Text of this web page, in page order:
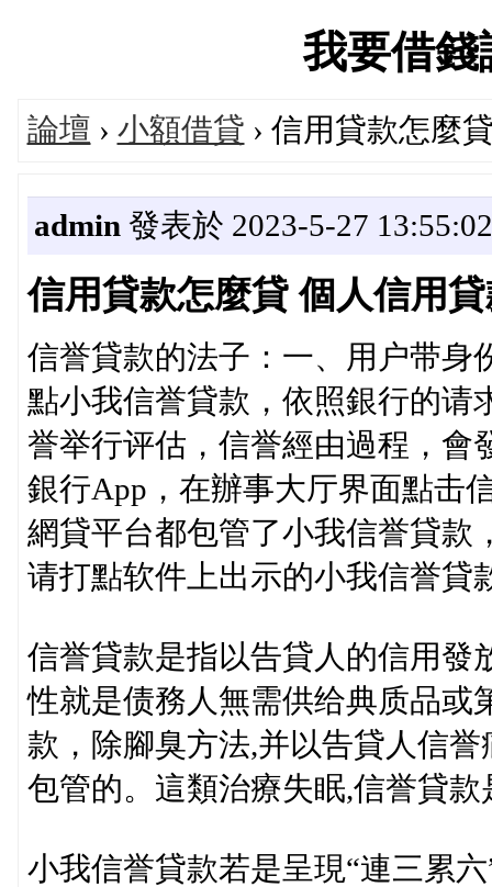
我要借
論壇 › 小額借貸 › 信用貸款怎麼
admin 發表於 2023-5-27 13:55:02
信用貸款怎麼貸 個人信用
信誉貸款的法子：一、用户带身
點小我信誉貸款，依照銀行的请
誉举行评估，信誉經由過程，會
銀行App，在辦事大厅界面點击
網貸平台都包管了小我信誉貸款
请打點软件上出示的小我信誉貸
信誉貸款是指以告貸人的信用發
性就是债務人無需供给典质品或
款，除腳臭方法,并以告貸人信
包管的。這類治療失眠,信誉貸
小我信誉貸款若是呈現“連三累